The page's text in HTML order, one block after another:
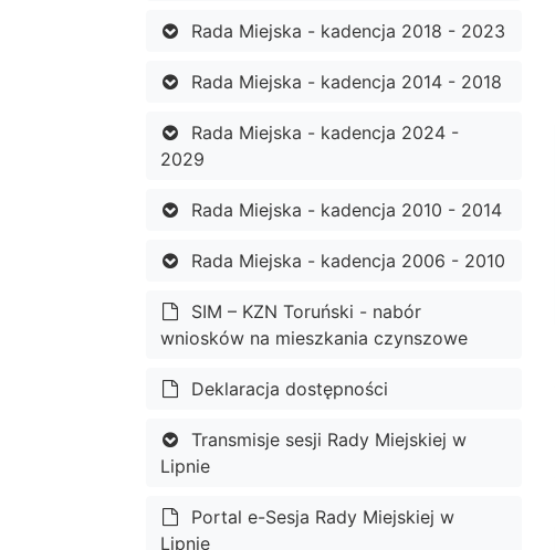
Rada Miejska - kadencja 2018 - 2023
Rada Miejska - kadencja 2014 - 2018
Rada Miejska - kadencja 2024 -
2029
Rada Miejska - kadencja 2010 - 2014
Rada Miejska - kadencja 2006 - 2010
SIM – KZN Toruński - nabór
wniosków na mieszkania czynszowe
Deklaracja dostępności
Transmisje sesji Rady Miejskiej w
Lipnie
Portal e-Sesja Rady Miejskiej w
Lipnie